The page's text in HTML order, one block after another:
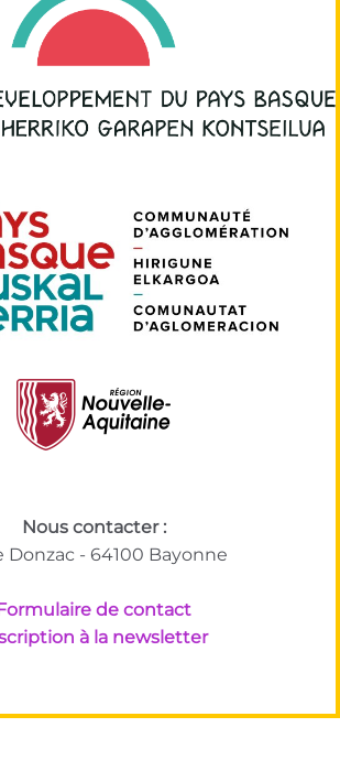
Nous contacter :
Donzac - 64100 Bayonne
de contact
à la newsletter